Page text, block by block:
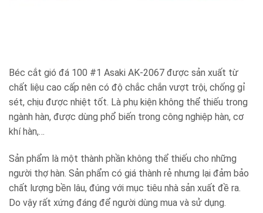
Béc cắt gió đá 100 #1 Asaki AK-2067 được sản xuất từ
chất liệu cao cấp nên có độ chắc chắn vượt trội, chống gỉ
sét, chịu được nhiệt tốt. Là phụ kiện không thể thiếu trong
ngành hàn, được dùng phổ biến trong công nghiệp hàn, cơ
khí hàn,…
Sản phẩm là một thành phần không thể thiếu cho những
người thợ hàn. Sản phẩm có giá thành rẻ nhưng lại đảm bảo
chất lượng bền lâu, đúng với mục tiêu nhà sản xuất đề ra.
Do vậy rất xứng đáng để người dùng mua và sử dụng.